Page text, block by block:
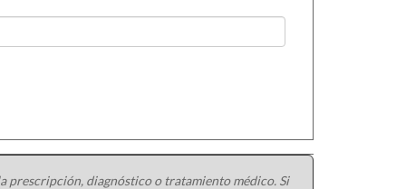
prescripción, diagnóstico o tratamiento médico. Si